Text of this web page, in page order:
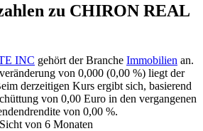
zu CHIRON REAL
INC gehört der Branche Immobilien an.
von 0,000 (0,00 %) liegt der
derzeitigen Kurs ergibt sich, basierend
von 0,00 Euro in den vergangenen
von 0,00 %.
von 6 Monaten